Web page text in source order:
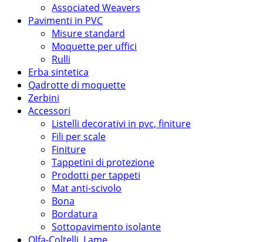
Associated Weavers
Pavimenti in PVC
Misure standard
Moquette per uffici
Rulli
Erba sintetica
Qadrotte di moquette
Zerbini
Accessori
Listelli decorativi in pvc, finiture
Fili per scale
Finiture
Tappetini di protezione
Prodotti per tappeti
Mat anti-scivolo
Bona
Bordatura
Sottopavimento isolante